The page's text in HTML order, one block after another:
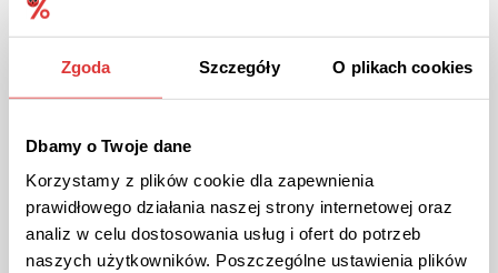
Zgoda Szczegóły O plikach cookies
Dbamy o Twoje dane
Korzystamy z plików cookie dla zapewnienia
prawidłowego działania naszej strony internetowej oraz
analiz w celu dostosowania usług i ofert do potrzeb
naszych użytkowników. Poszczególne ustawienia plików
kannst du Flüge, Hotels, Mietwagen und Aktivitäten
vergleichen und buchen – alles an einem Ort. Egal, ob
du einen Wochenendtrip, eine Traumreise oder eine
Geschäftsreise planst, Expedia bietet dir zahlreiche
Optionen zu attraktiven Konditionen.
Das bietet Expedia
Flugbuchungen: Finde günstige Flüge zu Zielen
auf der ganzen Welt mit flexiblen Optionen und
Preisvergleichen.